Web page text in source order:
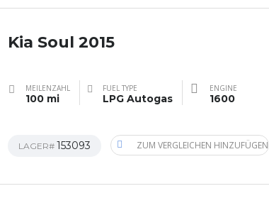
Kia Soul 2015
MEILENZAHL
100 mi
FUEL TYPE
LPG Autogas
ENGINE
1600
LAGER# 153093 ZUM VERGLEICHEN HINZUFÜGEN